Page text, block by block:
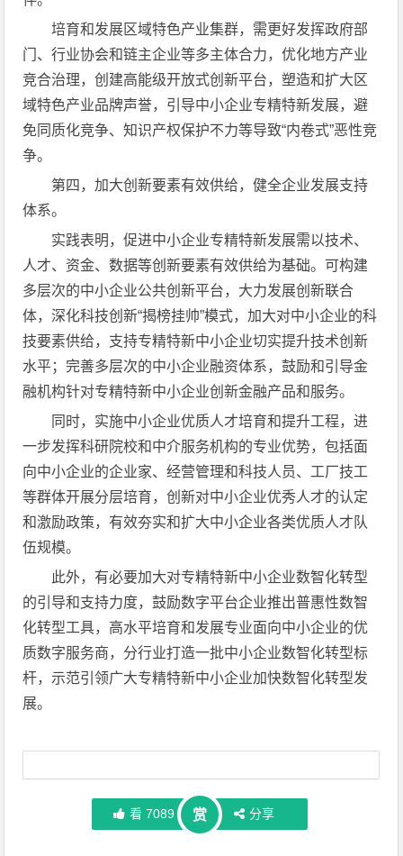
培育和发展区域特色产业集群，需更好发挥政府部
门、行业协会和链主企业等多主体合力，优化地方产业
竞合治理，创建高能级开放式创新平台，塑造和扩大区
域特色产业品牌声誉，引导中小企业专精特新发展，避
免同质化竞争、知识产权保护不力等导致“内卷式”恶性竞
争。
第四，加大创新要素有效供给，健全企业发展支持
体系。
实践表明，促进中小企业专精特新发展需以技术、
人才、资金、数据等创新要素有效供给为基础。可构建
多层次的中小企业公共创新平台，大力发展创新联合
体，深化科技创新“揭榜挂帅”模式，加大对中小企业的科
技要素供给，支持专精特新中小企业切实提升技术创新
水平；完善多层次的中小企业融资体系，鼓励和引导金
融机构针对专精特新中小企业创新金融产品和服务。
同时，实施中小企业优质人才培育和提升工程，进
一步发挥科研院校和中介服务机构的专业优势，包括面
向中小企业的企业家、经营管理和科技人员、工厂技工
等群体开展分层培育，创新对中小企业优秀人才的认定
和激励政策，有效夯实和扩大中小企业各类优质人才队
伍规模。
此外，有必要加大对专精特新中小企业数智化转型
的引导和支持力度，鼓励数字平台企业推出普惠性数智
化转型工具，高水平培育和发展专业面向中小企业的优
质数字服务商，分行业打造一批中小企业数智化转型标
杆，示范引领广大专精特新中小企业加快数智化转型发
展。
看 7089 赏 分享